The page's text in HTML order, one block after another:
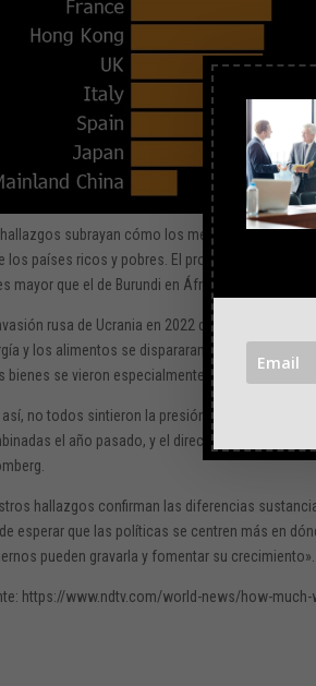
subrayan cómo los mercados en
los países ricos y pobres. El producto interno
mayor que el de Burundi en África Oriental,
rusa de Ucrania en 2022 dañó una
y los alimentos se dispararan. Si bien eso
bienes se vieron especialmente afectadas a
así, no todos sintieron la presión. Las 500
el año pasado, y el director ejecutivo de
hallazgos confirman las diferencias
esperar que las políticas se centren más en
pueden gravarla y fomentar su crecimiento».
https://www.ndtv.com/world-news/how-